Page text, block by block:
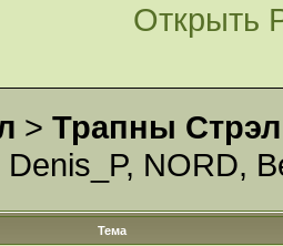
Открыть
> Трапны Стрэл
Denis_P, NORD,
Тема